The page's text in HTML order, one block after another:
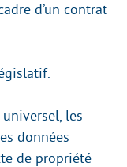
d’un contrat
les
données
de propriété